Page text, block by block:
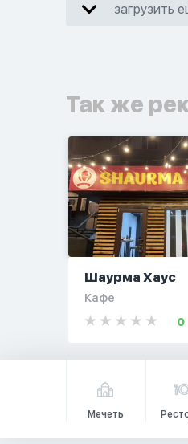
загрузить
Так же
Шаурма Хаус
Кафе
0
Мечеть